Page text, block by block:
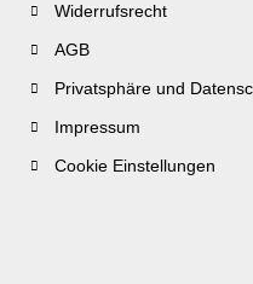
Widerrufsrecht
AGB
Privatsphäre und
Impressum
Cookie Einstellungen